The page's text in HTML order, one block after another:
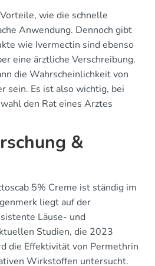
wie die schnelle
Anwendung. Dennoch gibt
wie Ivermectin sind ebenso
eine ärztliche Verschreibung.
die Wahrscheinlichkeit von
sein. Es ist also wichtig, bei
den Rat eines Arztes
&
5% Creme ist ständig im
liegt auf der
Läuse- und
Studien, die 2023
die Effektivität von Permethrin
Wirkstoffen untersucht.